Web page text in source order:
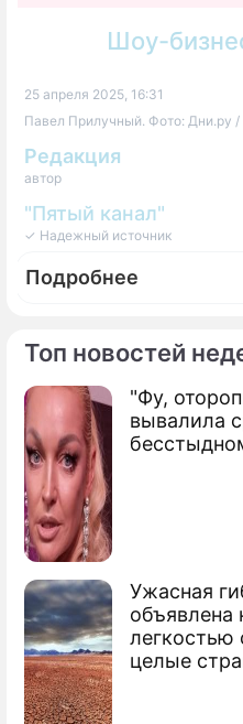
Топ новостей
"Фу,
вывалила
Ужасная
объявлена
легкостью
целые
Шоу-
25 апреля 2025, 16:31
Павел Прилучный. Фото: Дни.ру /
Редакция
автор
"Пятый канал"
✓ Надежный источник
Подробнее
Фоторепортаж
Стало известно об
в 35 лет